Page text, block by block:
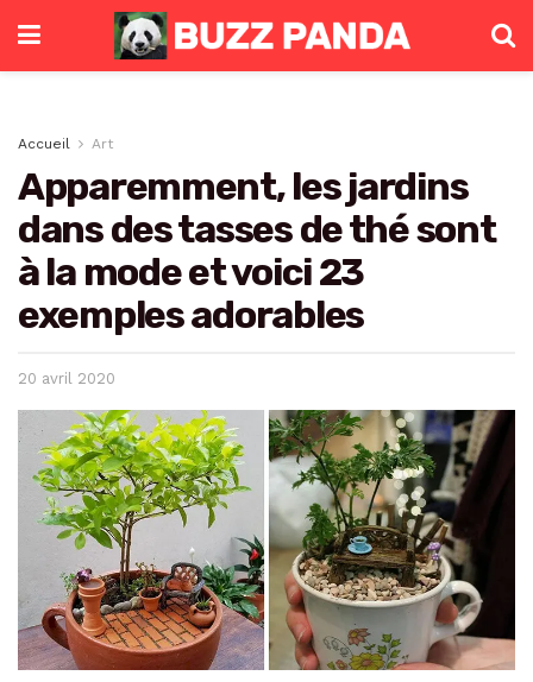
Accueil Art
Apparemment, les jardins
dans des tasses de thé sont
à la mode et voici 23
exemples adorables
20 avril 2020